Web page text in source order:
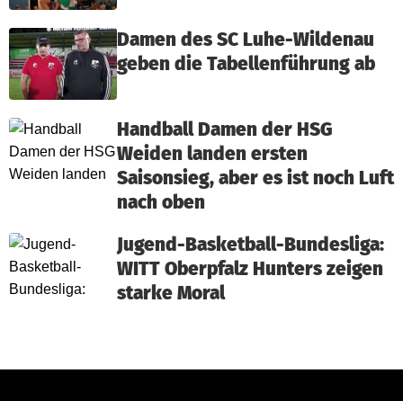
Damen des SC Luhe-Wildenau
geben die Tabellenführung ab
Handball Damen der HSG
Weiden landen ersten
Saisonsieg, aber es ist noch Luft
nach oben
Jugend-Basketball-Bundesliga:
WITT Oberpfalz Hunters zeigen
starke Moral